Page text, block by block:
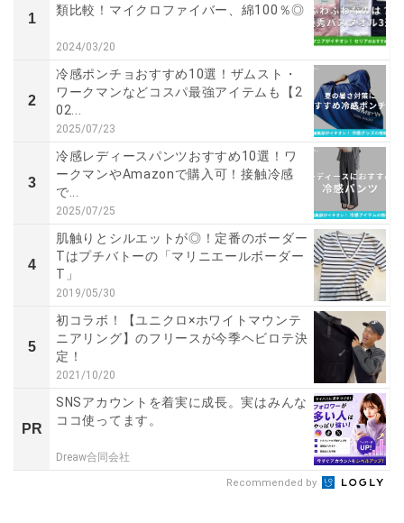
1
類比較！マイクロファイバー、綿100％◎
2024/03/20
2
冷感ポンチョおすすめ10選！ザムスト・
ワークマンなどコスパ最強アイテムも【2
02...
2025/07/23
3
冷感レディースパンツおすすめ10選！ワ
ークマンやAmazonで購入可！接触冷感
で...
2025/07/25
4
肌触りとシルエットが◎！定番のボーダー
Tはプチバトーの「マリニエールボーダー
T」
2019/05/30
5
初コラボ！【ユニクロ×ホワイトマウンテ
ニアリング】のフリースが今季ヘビロテ決
定！
2021/10/20
PR
SNSアカウントを着実に成長。実はみんな
ココ使ってます。
Dreaw合同会社
Recommended by